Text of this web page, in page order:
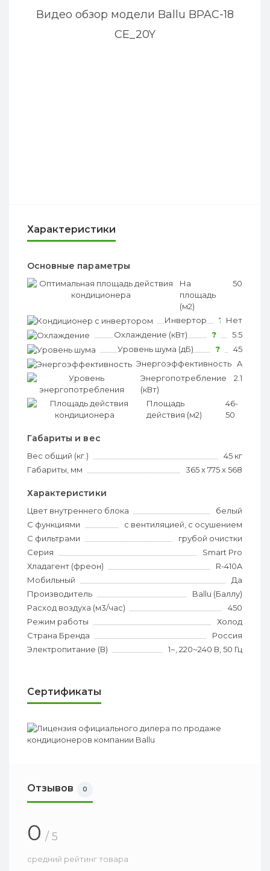
Видео обзор модели Ballu BPAC-18
CE_20Y
Характеристики
Основные параметры
На
площадь
(м2)
?
50
Инвертор ?
Нет
Охлаждение (кВт)
?
5.5
Уровень шума (дБ)
?
45
Энергоэффективность ?
A
Энергопотребление
(кВт)
?
2.1
Площадь
действия (м2)
?
46-
50
Габариты и вес
Вес общий (кг.)
45 кг
Габариты, мм
365 x 775 x 568
Характеристики
Цвет внутреннего блока
белый
С функциями
с вентиляцией, с осушением
С фильтрами
грубой очистки
Серия
Smart Pro
Хладагент (фреон)
R-410A
Мобильный
Да
Производитель
Ballu (Баллу)
Расход воздуха (м3/час)
450
Режим работы
Холод
Страна Бренда
Россия
Электропитание (В)
1~, 220~240 В, 50 Гц
Сертификаты
Отзывов 0
0 / 5
средний рейтинг товара